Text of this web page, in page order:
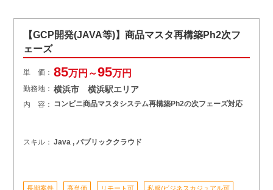
【GCP開発(JAVA等)】商品マスタ再構築Ph2次フ
ェーズ
単 価： 85万円～95万円
勤務地： 横浜市 横浜駅エリア
内 容： コンビニ商品マスタシステム再構築Ph2の次フェーズ対応
スキル： Java , パブリッククラウド
長期案件 高単価 リモート可 私服/ビジネスカジュアル可